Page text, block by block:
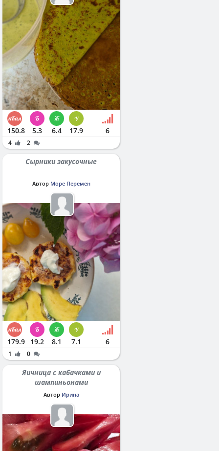
150.8 5.3 6.4 17.9 6
4 2
Сырники закусочные
Автор Море Перемен
179.9 19.2 8.1 7.1 6
1 0
Яичница с кабачками и
шампиньонами
Автор Ирина